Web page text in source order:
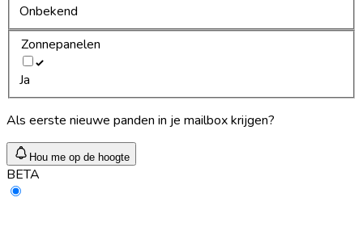
Onbekend
Zonnepanelen
Ja
Als eerste nieuwe panden in je mailbox krijgen?
Hou me op de hoogte
BETA